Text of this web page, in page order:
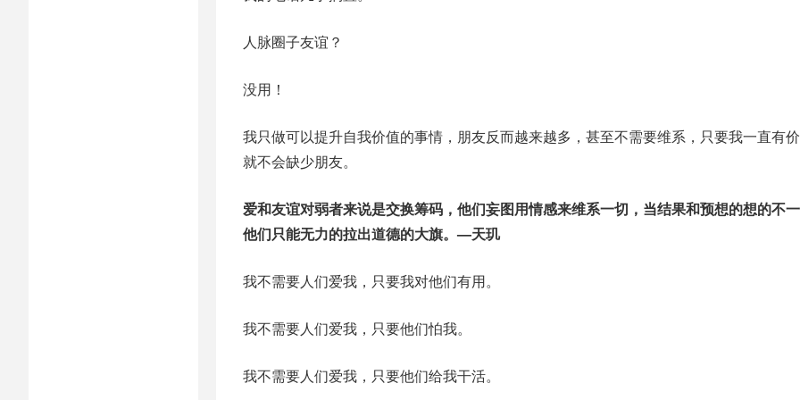
人脉圈子友谊？
没用！
我只做可以提升自我价值的事情，朋友反而越来越多，甚至不需要维系，只要我一直有价
就不会缺少朋友。
爱和友谊对弱者来说是交换筹码，他们妄图用情感来维系一切，当结果和预想的想的不一
他们只能无力的拉出道德的大旗。—天玑
我不需要人们爱我，只要我对他们有用。
我不需要人们爱我，只要他们怕我。
我不需要人们爱我，只要他们给我干活。